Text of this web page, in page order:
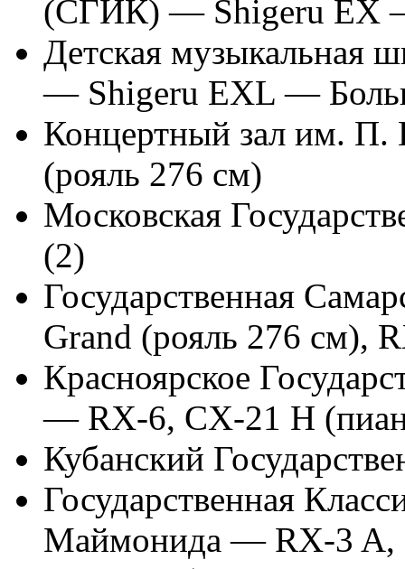
(СГИК) — Shigeru EX
Детская музыкальная
— Shigeru EXL —
Концертный зал им.
(рояль 276 см)
Московская
(2)
Государственная
Grand (рояль 276 см),
Красноярское
— RX-6, CX-21 H
Кубанский
Государственная
Маймонида — RX-3 A,